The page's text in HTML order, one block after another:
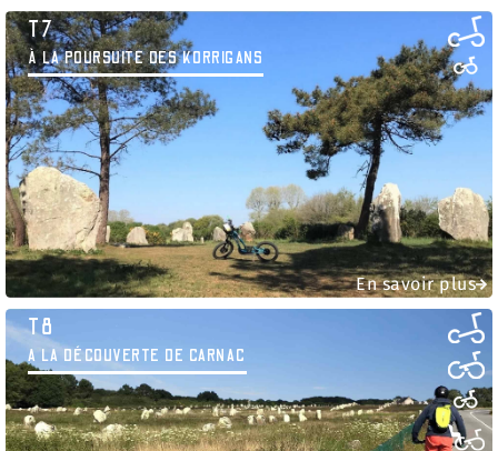
T7
À LA POURSUITE DES KORRIGANS
En savoir plus
T8
A LA DÉCOUVERTE DE CARNAC